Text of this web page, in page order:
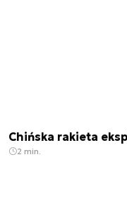
Chińska rakieta
2 min.